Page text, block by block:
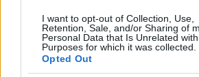
I want to opt-out of Collection, Use,
Retention, Sale, and/or Sharing of
Personal Data that Is Unrelated
Purposes for which it was collected.
Opted Out